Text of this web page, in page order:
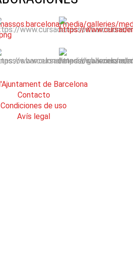
Contacto
Condiciones de uso
Avís legal